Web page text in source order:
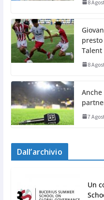
8
Talent
8
Anche
7
Dall’archivio
Un